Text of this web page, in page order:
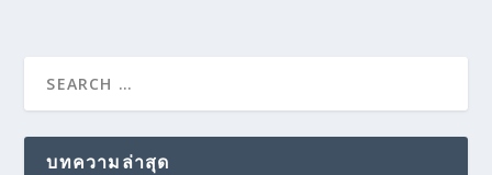
บทความล่าสุด